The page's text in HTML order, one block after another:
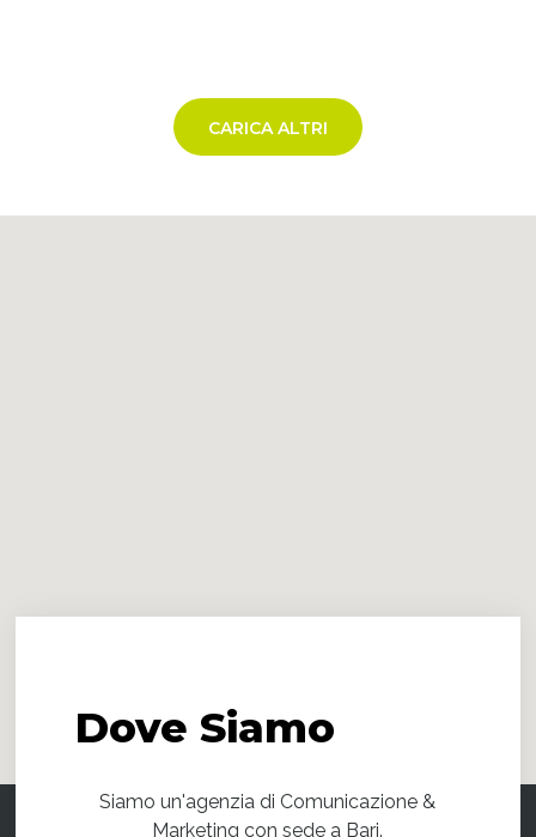
CARICA ALTRI
DoveSiamo
Siamo un'agenzia di Comunicazione &
Marketing con sede a Bari.